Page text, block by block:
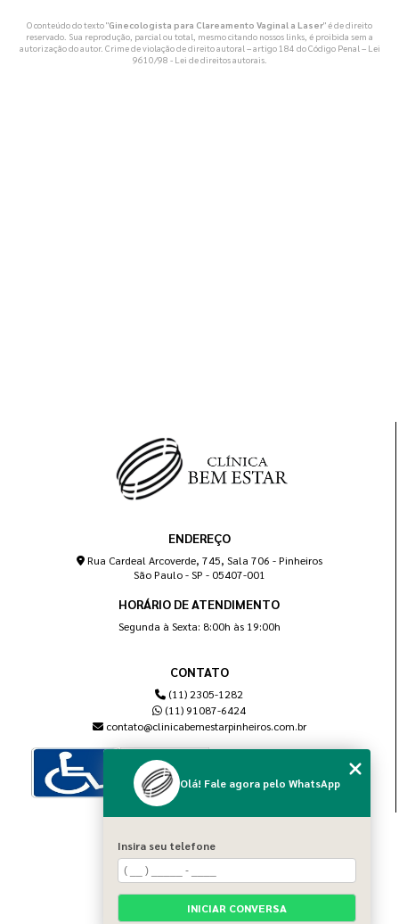
O conteúdo do texto "Ginecologista para Clareamento Vaginal a Laser" é de direito
reservado. Sua reprodução, parcial ou total, mesmo citando nossos links, é proibida sem a
autorização do autor. Crime de violação de direito autoral – artigo 184 do Código Penal – Lei
9610/98 - Lei de direitos autorais.
ENDEREÇO
Rua Cardeal Arcoverde, 745, Sala 706 - Pinheiros
São Paulo - SP - 05407-001
HORÁRIO DE ATENDIMENTO
Segunda à Sexta: 8:00h às 19:00h
CONTATO
(11) 2305-1282
(11) 91087-6424
contato@clinicabemestarpinheiros.com.br
Home
Sobre nós
Blog
Serviços
Olá! Fale agora pelo WhatsApp
Insira seu telefone
INICIAR CONVERSA